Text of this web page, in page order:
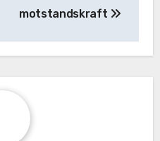
motstandskraft